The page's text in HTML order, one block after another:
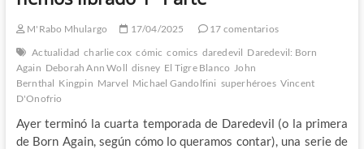
M'Rabo Mhulargo 17/04/2025
17 comentarios
Actualidad charlie cox cómic comics daredevil Daredevil: Born
Again Deborah Ann Woll disney El Tigre Blanco John
Bernthal Kingpin Marvel Michael Gandolfini superhéroes Vincent
D'Onofrio
Ayer terminó la cuarta temporada de Daredevil (o la primera
de Born Again, según cómo lo queramos contar), una serie de